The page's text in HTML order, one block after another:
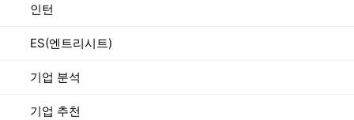
인턴
ES(엔트리시트)
기업 분석
기업 추천